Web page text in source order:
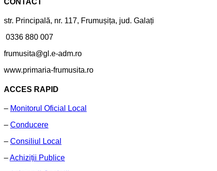
CONTACT
str. Principală, nr. 117, Frumușița, jud. Galați
0336 880 007
frumusita@gl.e-adm.ro
www.primaria-frumusita.ro
ACCES RAPID
– Monitorul Oficial Local
– Conducere
– Consiliul Local
–Achiziții Publice